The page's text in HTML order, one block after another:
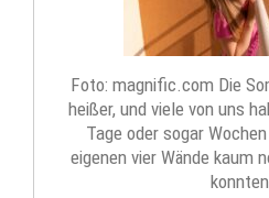
Foto: magnific.com Die
heißer, und viele von uns
Tage oder sogar
eigenen vier Wände kaum